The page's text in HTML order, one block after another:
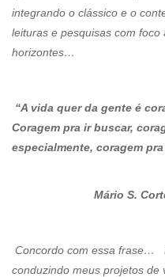
integrando o clássico e o
leituras e pesquisas com
horizontes…
“A vida quer da gente é
Coragem pra ir buscar,
especialmente, coragem
Mário S.
Concordo com essa frase…
conduzindo meus projetos de